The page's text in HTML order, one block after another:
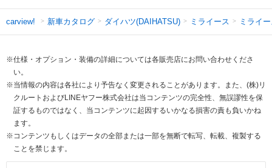
carview! 新車カタログ ダイハツ(DAIHATSU) ミライース ミライ
※仕様・オプション・装備の詳細については各販売店にお問い合わせくださ
い。
※当情報の内容は各社により予告なく変更されることがあります。また、(株)リ
クルートおよびLINEヤフー株式会社は当コンテンツの完全性、無誤謬性を保
証するものではなく、当コンテンツに起因するいかなる損害の責も負いかね
ます。
※コンテンツもしくはデータの全部または一部を無断で転写、転載、複製する
ことを禁じます。